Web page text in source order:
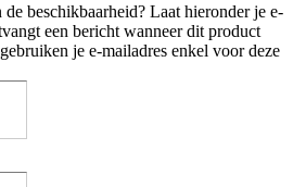
beschikbaarheid? Laat hieronder je e-
een bericht wanneer dit product
je e-mailadres enkel voor deze